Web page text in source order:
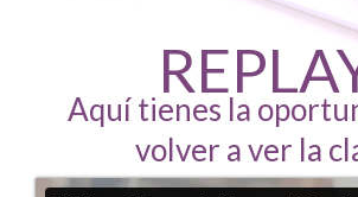
Aquí tienes la
volver a ver la